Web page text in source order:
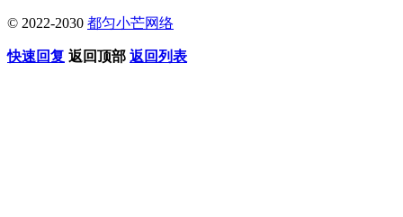
© 2022-2030 都匀小芒网络
快速回复 返回顶部 返回列表